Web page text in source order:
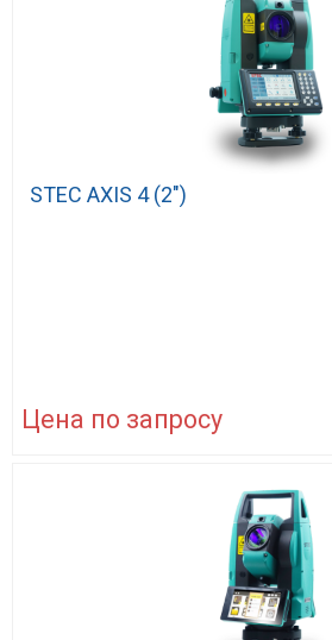
STEC AXIS 4 (2″)
Цена по запросу